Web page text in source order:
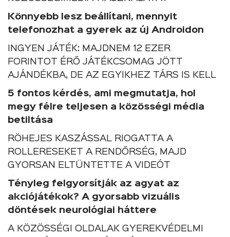
Könnyebb lesz beállítani, mennyit
telefonozhat a gyerek az új Androidon
INGYEN JÁTÉK: MAJDNEM 12 EZER
FORINTOT ÉRŐ JÁTÉKCSOMAG JÖTT
AJÁNDÉKBA, DE AZ EGYIKHEZ TÁRS IS KELL
5 fontos kérdés, ami megmutatja, hol
megy félre teljesen a közösségi média
betiltása
RÖHEJES KASZÁSSAL RIOGATTA A
ROLLERESEKET A RENDŐRSÉG, MAJD
GYORSAN ELTÜNTETTE A VIDEÓT
Tényleg felgyorsítják az agyat az
akciójátékok? A gyorsabb vizuális
döntések neurológiai háttere
A KÖZÖSSÉGI OLDALAK GYEREKVÉDELMI